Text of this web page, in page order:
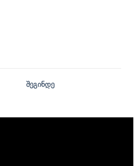
შეგინდე